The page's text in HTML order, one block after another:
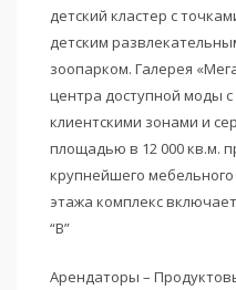
детский кластер с
детским
зоопарком. Галерея
центра доступной моды
клиентскими зонами и
площадью в 12 000 кв.м.
крупнейшего
этажа комплекс
“В”
Арендаторы –